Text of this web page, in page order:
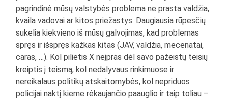
pagrindinė mūsų valstybės problema ne prasta valdžia,
kvaila vadovai ar kitos priežastys. Daugiausia rūpesčių
sukelia kiekvieno iš mūsų galvojimas, kad problemas
spręs ir išspręs kažkas kitas (JAV, valdžia, mecenatai,
caras, …). Kol pilietis X neįpras dėl savo pažeistų teisių
kreiptis į teismą, kol nedalyvaus rinkimuose ir
nereikalaus politikų atskaitomybės, kol nepriduos
policijai naktį kieme rėkaujančio paauglio ir taip toliau –